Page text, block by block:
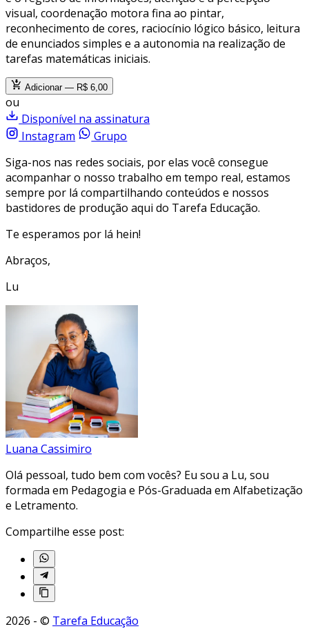
visual, coordenação motora fina ao pintar,
reconhecimento de cores, raciocínio lógico básico, leitura
de enunciados simples e a autonomia na realização de
tarefas matemáticas iniciais.
Adicionar — R$ 6,00
ou
Disponível na assinatura
Instagram
Grupo
Siga-nos nas redes sociais, por elas você consegue
acompanhar o nosso trabalho em tempo real, estamos
sempre por lá compartilhando conteúdos e nossos
bastidores de produção aqui do Tarefa Educação.
Te esperamos por lá hein!
Abraços,
Lu
Luana Cassimiro
Olá pessoal, tudo bem com vocês? Eu sou a Lu, sou
formada em Pedagogia e Pós-Graduada em Alfabetização
e Letramento.
Compartilhe esse post:
2026 - © Tarefa Educação